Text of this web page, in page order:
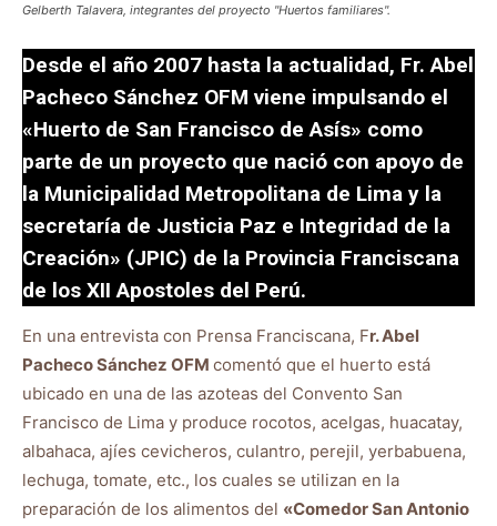
Gelberth Talavera, integrantes del proyecto "Huertos familiares".
Desde el año 2007 hasta la actualidad, Fr. Abel
Pacheco Sánchez OFM viene impulsando el
«Huerto de San Francisco de Asís» como
parte de un proyecto que nació con apoyo de
la Municipalidad Metropolitana de Lima y la
secretaría de Justicia Paz e Integridad de la
Creación» (JPIC) de la Provincia Franciscana
de los XII Apostoles del Perú.
En una entrevista con Prensa Franciscana, Fr. Abel
Pacheco Sánchez OFM comentó que el huerto está
ubicado en una de las azoteas del Convento San
Francisco de Lima y produce rocotos, acelgas, huacatay,
albahaca, ajíes cevicheros, culantro, perejil, yerbabuena,
lechuga, tomate, etc., los cuales se utilizan en la
preparación de los alimentos del «Comedor San Antonio